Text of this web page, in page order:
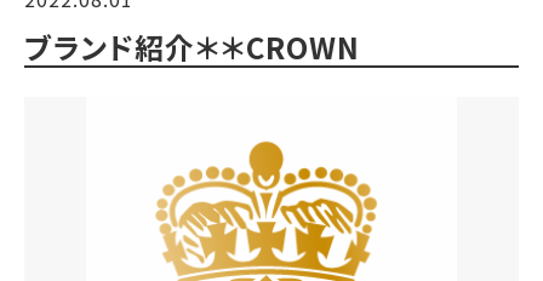
ブランド紹介＊＊CROWN